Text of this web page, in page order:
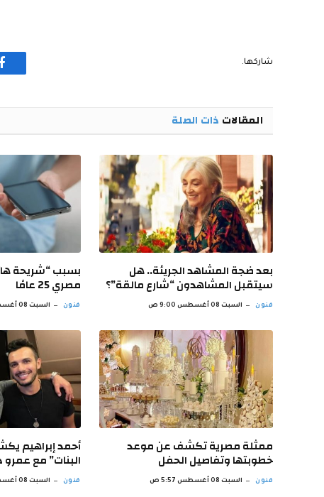
شاركها.
المقالات ذات الصلة
بعد ضجة المشاهد الجريئة.. هل
سيتقبل المشاهدون “شارع مالقة”؟
فنون السبت 08 أغسطس 9:00 ص
بسبب “شريحة
مصري 25 عامًا
فنون السبت 08 أغسطس 7:59 ص
ممثلة مصرية تكشف عن موعد
خطوبتها وتفاصيل الحفل
فنون السبت 08 أغسطس 5:57 ص
أحمد إبراهيم
البنات” مع عمرو
فنون السبت 08 أغسطس 3:55 ص